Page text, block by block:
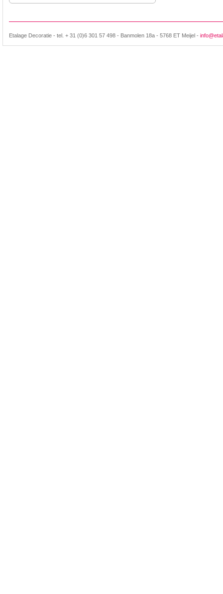
Etalage Decoratie - tel. + 31 (0)6 301 57 498 - Banmolen 18a - 5768 ET Meijel -